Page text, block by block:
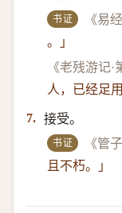
书证 《易
。」
《老残游记·
人，已经足
7. 接受。
书证 《管
且不朽。」